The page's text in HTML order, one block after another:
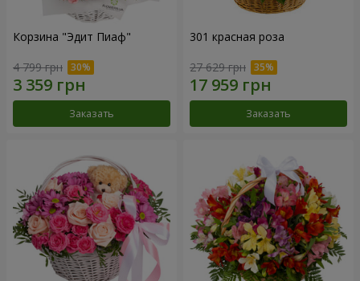
Корзина "Эдит Пиаф"
4 799 грн
Заказать
301 красная роза
27 629 грн
Заказать